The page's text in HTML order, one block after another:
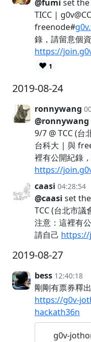
@fumi set the
TICC |
freenode#
錄，請留意個
https://
❤️ 1
2019-08-24
ronnywang
@ronnywang
9/7 @ TCC (台
台科大 | 與
裡有公開紀錄
https://
caasi 04:28:54
@caasi set
TCC (台北市
注意：這裡有
請自己 https://
2019-08-27
bess 12:40:18
剛剛有票券釋
https://g0v-
hackath36n
g0v-